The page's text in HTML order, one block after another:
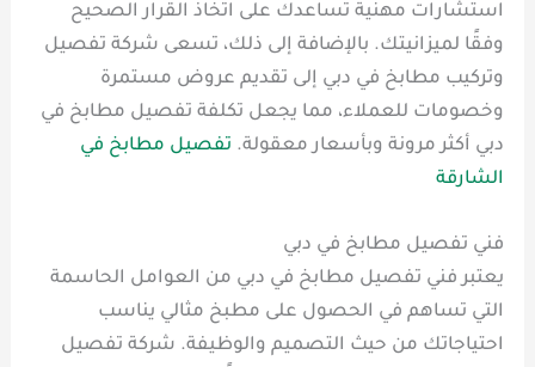
استشارات مهنية تساعدك على اتخاذ القرار الصحيح
وفقًا لميزانيتك. بالإضافة إلى ذلك، تسعى شركة تفصيل
وتركيب مطابخ في دبي إلى تقديم عروض مستمرة
وخصومات للعملاء، مما يجعل تكلفة تفصيل مطابخ في
دبي أكثر مرونة وبأسعار معقولة. تفصيل مطابخ في
الشارقة
فني تفصيل مطابخ في دبي
يعتبر فني تفصيل مطابخ في دبي من العوامل الحاسمة
التي تساهم في الحصول على مطبخ مثالي يناسب
احتياجاتك من حيث التصميم والوظيفة. شركة تفصيل